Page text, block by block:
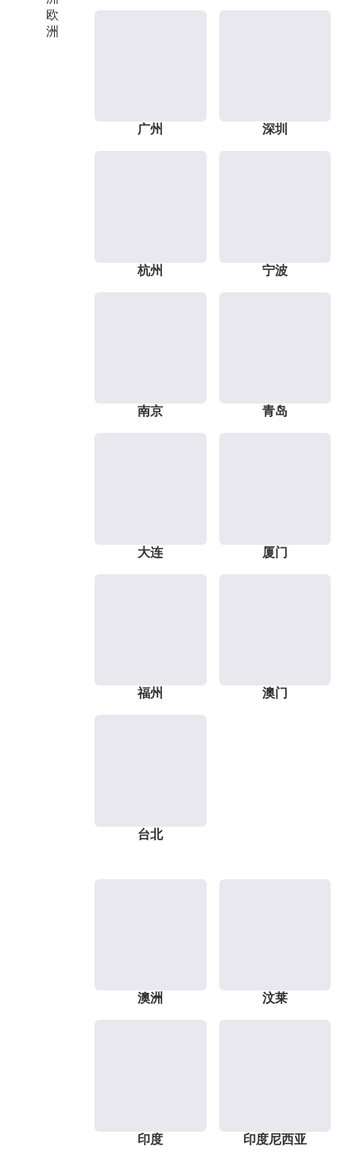
欧
洲
广州 深圳
杭州 宁波
南京 青岛
大连 厦门
福州 澳门
台北
澳洲 汶莱
印度 印度尼西亚